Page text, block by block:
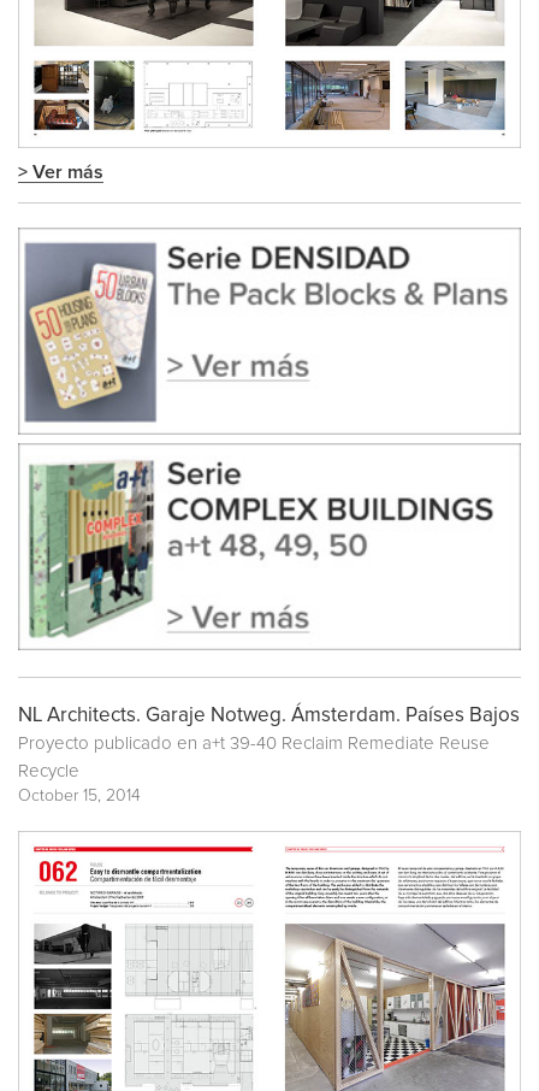
> Ver más
NL Architects. Garaje Notweg. Ámsterdam. Países Bajos
Proyecto publicado en a+t 39-40 Reclaim Remediate Reuse
Recycle
October 15, 2014